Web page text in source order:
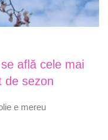
află cele mai
de sezon
e mereu